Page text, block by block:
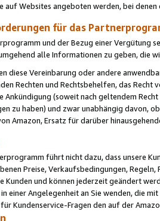
auf Websites angeboten werden, bei
für das
und der Bezug einer Vergütung
alle Informationen zu geben, die
diese Vereinbarung oder andere
Rechten und Rechtsbehelfen, das
Ankündigung (soweit nach geltendem
zu haben) und zwar unabhängig davon,
Amazon, Ersatz für darüber
führt nicht dazu, dass unsere
Preise, Verkaufsbedingungen,
und können jederzeit geändert
in einer Angelegenheit an Sie wenden, die
Kundenservice-Fragen den auf der